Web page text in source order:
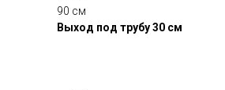
90 см
Выход под трубу 30 см